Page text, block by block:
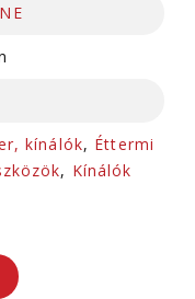
kínálók, Éttermi
, Kínálók